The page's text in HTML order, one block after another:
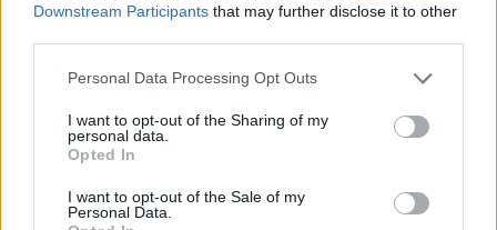
Downstream Participants that may further disclose it to other
Personal Data Processing Opt Outs
I want to opt-out of the Sharing of my
personal data.
Opted In
I want to opt-out of the Sale of my
Personal Data.
Τζεφ Μοντάνα: «Κανένας δεν μπορεί
να σου πει ποιος είσαι»